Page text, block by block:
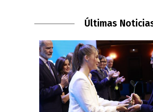
Últimas